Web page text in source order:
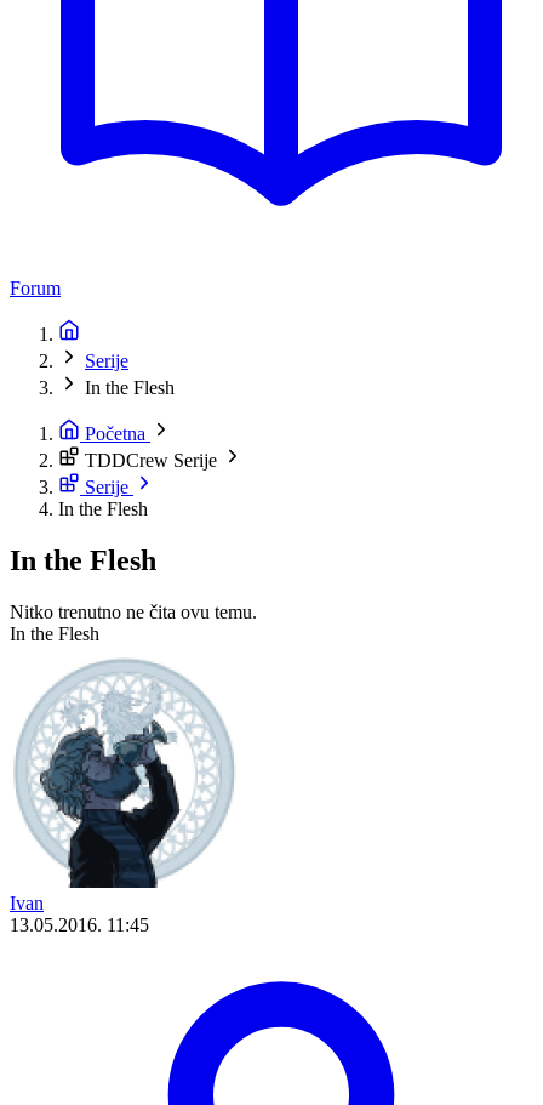
Forum
Serije
In the Flesh
Početna
TDDCrew Serije
Serije
In the Flesh
In the Flesh
Nitko trenutno ne čita ovu temu.
In the Flesh
Ivan
13.05.2016. 11:45